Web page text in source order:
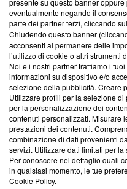
Su di noi
Team editoriale
Corporate
Redazione
Informativa Privacy
Cookie Policy
Blasting SA, IDI CHE-
Lugano (Svizzera) Tel:+39
presente su questo banner
eventualmente negando il
parte dei partner terzi, cliccando
Chiudendo questo banner
acconsenti al permanere delle
l’utilizzo di cookie o altri strumenti
Noi e i nostri partner trattiamo i
informazioni su dispositivo e/o
selezione della pubblicità. Creare
Utilizzare profili per la selezione
per la personalizzazione dei
contenuti personalizzati. Misurare
prestazioni dei contenuti.
combinazione di dati provenienti
servizi. Utilizzare dati limitati per
Per conoscere nel dettaglio quali
in qualsiasi momento, le tue
Cookie Policy.